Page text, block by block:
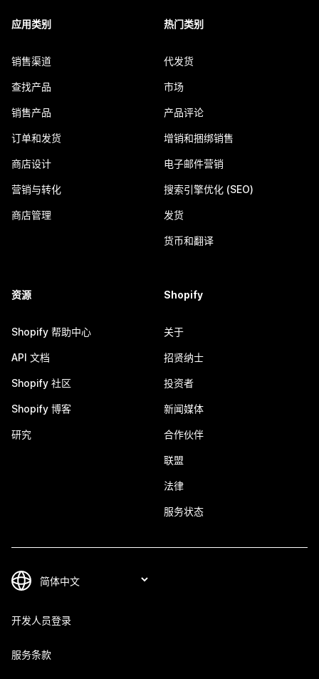
应用类别
销售渠道
查找产品
销售产品
订单和发货
商店设计
营销与转化
商店管理
热门类别
代发货
市场
产品评论
增销和捆绑销售
电子邮件营销
搜索引擎优化 (SEO)
发货
货币和翻译
资源
Shopify 帮助中心
API 文档
Shopify 社区
Shopify 博客
研究
Shopify
关于
招贤纳士
投资者
新闻媒体
合作伙伴
联盟
法律
服务状态
开发人员登录
服务条款